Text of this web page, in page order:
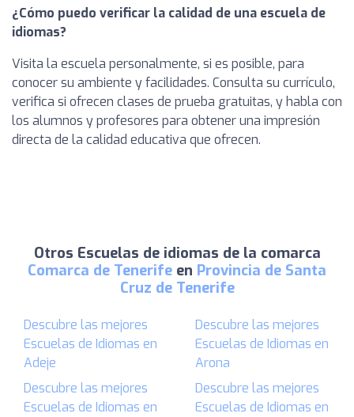
¿Cómo puedo verificar la calidad de una escuela de
idiomas?
Visita la escuela personalmente, si es posible, para
conocer su ambiente y facilidades. Consulta su currículo,
verifica si ofrecen clases de prueba gratuitas, y habla con
los alumnos y profesores para obtener una impresión
directa de la calidad educativa que ofrecen.
Otros Escuelas de idiomas de la comarca
Comarca de Tenerife en Provincia de Santa
Cruz de Tenerife
Descubre las mejores
Escuelas de Idiomas en
Adeje
Descubre las mejores
Escuelas de Idiomas en
Arona
Descubre las mejores
Escuelas de Idiomas en
Descubre las mejores
Escuelas de Idiomas en